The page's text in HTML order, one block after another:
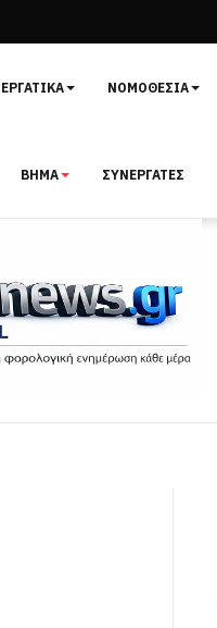
ΕΡΓΑΤΙΚΆ ΝΟΜΟΘΕΣΊΑ
ΒΉΜΑ ΣΥΝΕΡΓΆΤΕΣ